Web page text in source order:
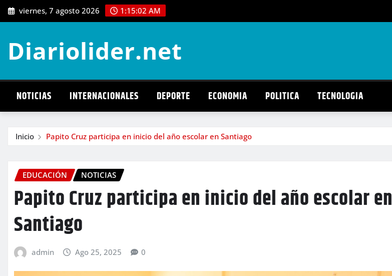
Saltar
al
viernes, 7 agosto 2026 1:15:03 AM
Diariolider.net
NOTICIAS INTERNACIONALES DEPORTE ECONOMIA POLITICA TECNOLOGIA
Inicio Papito Cruz participa en inicio del año escolar en Santiago
EDUCACIÓN NOTICIAS
Papito Cruz participa en inicio del año escolar en
Santiago
admin Ago 25, 2025 0